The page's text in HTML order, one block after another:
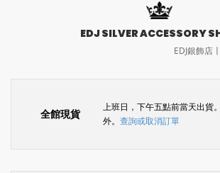
EDJ SILVER ACCESSORY
EDJ銀飾店
全館現貨
上班日，下午五點前當天出貨
外。 查詢或取消訂單